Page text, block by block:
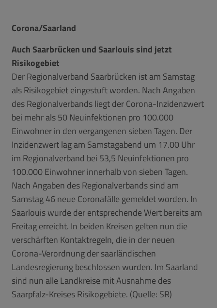
Corona/Saarland
Auch Saarbrücken und Saarlouis sind jetzt
Risikogebiet
Der Regionalverband Saarbrücken ist am Samstag
als Risikogebiet eingestuft worden. Nach Angaben
des Regionalverbands liegt der Corona-Inzidenzwert
bei mehr als 50 Neuinfektionen pro 100.000
Einwohner in den vergangenen sieben Tagen. Der
Inzidenzwert lag am Samstagabend um 17.00 Uhr
im Regionalverband bei 53,5 Neuinfektionen pro
100.000 Einwohner innerhalb von sieben Tagen.
Nach Angaben des Regionalverbands sind am
Samstag 46 neue Coronafälle gemeldet worden. In
Saarlouis wurde der entsprechende Wert bereits am
Freitag erreicht. In beiden Kreisen gelten nun die
verschärften Kontaktregeln, die in der neuen
Corona-Verordnung der saarländischen
Landesregierung beschlossen wurden. Im Saarland
sind nun alle Landkreise mit Ausnahme des
Saarpfalz-Kreises Risikogebiete. (Quelle: SR)